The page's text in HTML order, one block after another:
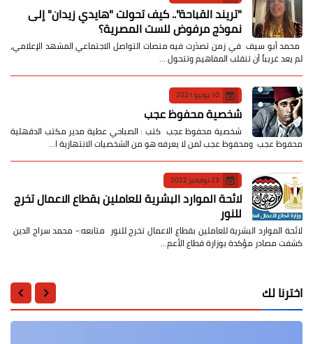
​"تريند القباحة".. كيف تحولت "هايدي زيدان" إلى
نموذج مرفوض للست المصرية؟
​ محمد أبو سيف ​في زمن تصدّرت فيه منصات التواصل الاجتماعي المشهد الإعلامي،
لم يعد غريباً أن تنقلب المفاهيم وتتحول …
10 يونيو 2021
شخصية محفوظ عجب
شخصية محفوظ عجب كتب : الصباحي عطية مدير مكتب الدقهلية
محفوظ عجب ومحفوظ عجب لمن لا يعرفه هو من الشخصيات الانتهازية ا…
23 نوفمبر 2022
لائحة الموارد البشرية للعاملين بقطاع الاعمال تخرج
للنور
لائحة الموارد البشرية للعاملين بقطاع الاعمال تخرج للنور متابعه:- محمد سراج الدين
كشفت مصادر مؤكدة بوزارة قطاع الأعم…
اخترنا لك